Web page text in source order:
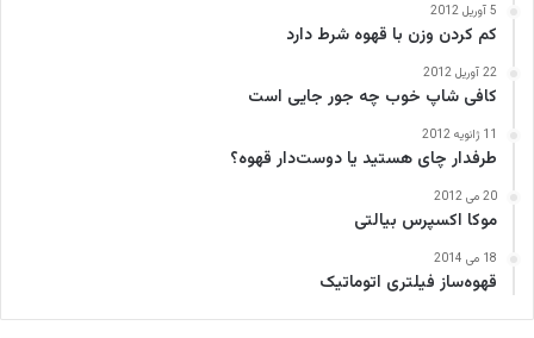
5 آوریل 2012
کم کردن وزن با قهوه شرط دارد
22 آوریل 2012
کافی‌ شاپ خوب چه جور جایی است
11 ژانویه 2012
طرفدار چای هستید یا دوست‌دار قهوه؟
20 می 2012
موکا اکسپرس بیالتی
18 می 2014
قهوه‌ساز فیلتری اتوماتیک